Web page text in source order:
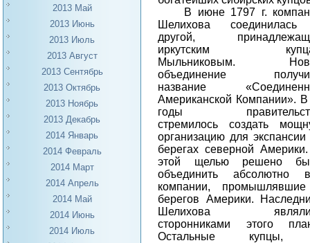
2013 Май
2013 Июнь
2013 Июль
2013 Август
2013 Сентябрь
2013 Октябрь
2013 Ноябрь
2013 Декабрь
2014 Январь
2014 Февраль
2014 Март
2014 Апрель
2014 Май
2014 Июнь
2014 Июль
В июне 1797 г.
Шелихова
другой,
иркутским
Мыльниковым.
объединение
название
Американской Компании». В
годы
стремилось создать
организацию для экспансии
берегах северной
этой щелью решено
объединить абсолютно
компании,
берегов Америки.
Шелихова
сторонниками этого
Остальные купцы,